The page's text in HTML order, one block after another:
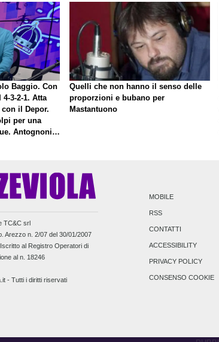
Baggio. Con
3-2-1. Atta
il Depor.
per una
Antognoni,
Quelli che non hanno il senso delle
proporzioni e bubano per
Mastantuono
TC&C srl
Arezzo n. 2/07 del 30/01/2007
Iscritto al Registro Operatori di
al n. 18246
- Tutti i diritti riservati
MOBILE
RSS
CONTATTI
ACCESSIBILITY
PRIVACY POLICY
CONSENSO COOKIE